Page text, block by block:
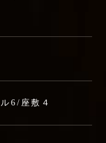
6/座敷４